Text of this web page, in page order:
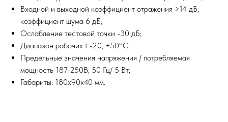
Входной и выходной коэффициент отражения >14 дБ;
коэффициент шума 6 дБ;
Ослабление тестовой точки -30 дБ;
Диапазон рабочих t -20, +50°C;
Предельные значения напряжения / потребляемая
мощность 187-250В, 50 Гц/ 5 Вт;
Габариты: 180x90x40 мм.